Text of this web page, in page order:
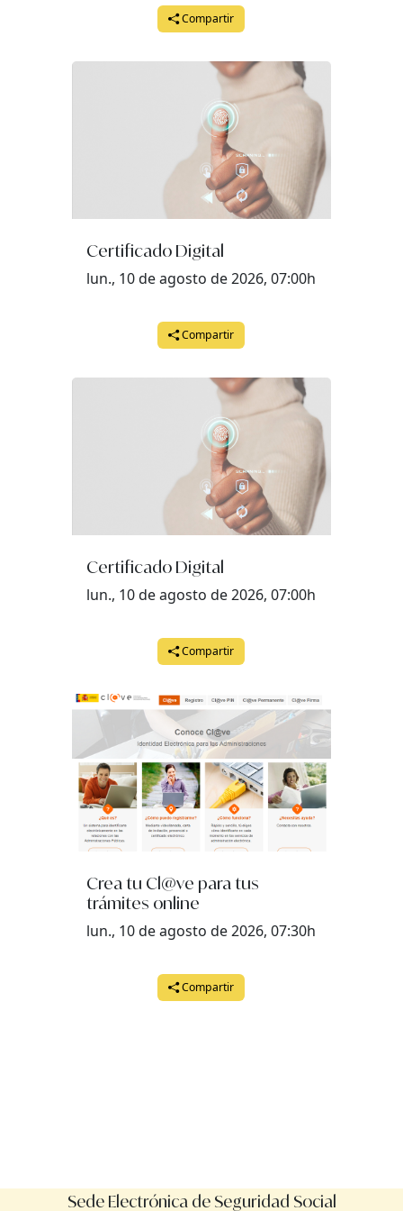
martes, 28 de julio del 2026 a las 08:00
jueves, 30 de julio del 2026 a las 08:00
viernes, 31 de julio del 2026 a las 08:00
Compartir
Certificado Digital
lun., 10 de agosto de 2026, 07:00h
Compartir
Certificado Digital
lun., 10 de agosto de 2026, 07:00h
Compartir
Crea tu Cl@ve para tus
trámites online
lun., 10 de agosto de 2026, 07:30h
Compartir
Sede Electrónica de Seguridad Social